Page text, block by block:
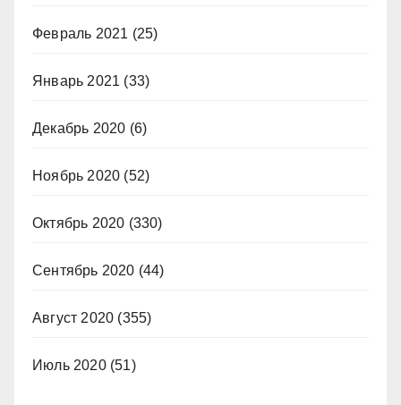
Февраль 2021 (25)
Январь 2021 (33)
Декабрь 2020 (6)
Ноябрь 2020 (52)
Октябрь 2020 (330)
Сентябрь 2020 (44)
Август 2020 (355)
Июль 2020(51)